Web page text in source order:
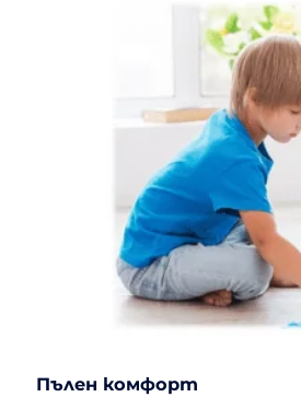
Пълен комфорт